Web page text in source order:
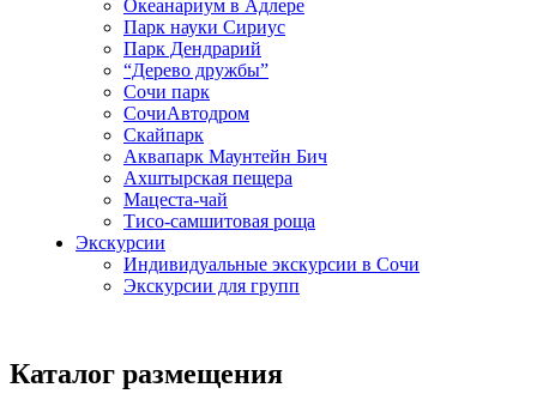
Океанариум в Адлере
Парк науки Сириус
Парк Дендрарий
“Дерево дружбы”
Сочи парк
СочиАвтодром
Скайпарк
Аквапарк Маунтейн Бич
Ахштырская пещера
Мацеста-чай
Тисо-самшитовая роща
Экскурсии
Индивидуальные экскурсии в Сочи
Экскурсии для групп
Каталог размещения